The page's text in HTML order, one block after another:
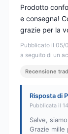
Pubblicato il 05/
a seguito di un
Prodotto
e consegna!
grazie per la
Recensione
Risposta di
Pubblicata il
Salve,
Grazie mille